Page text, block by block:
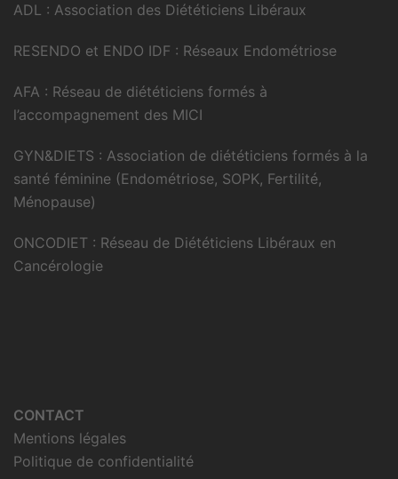
ADL : Association des Diététiciens Libéraux
RESENDO et ENDO IDF : Réseaux Endométriose
AFA : Réseau de diététiciens formés à
l’accompagnement des MICI
GYN&DIETS : Association de diététiciens formés à la
santé féminine (Endométriose, SOPK, Fertilité,
Ménopause)
ONCODIET : Réseau de Diététiciens Libéraux en
Cancérologie
CONTACT
Mentions légales
Politique de confidentialité